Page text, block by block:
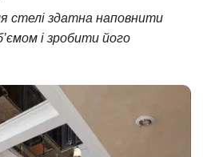
стелі здатна наповнити
і зробити його